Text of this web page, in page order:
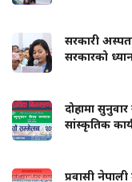
सरकारी
सरकारको
दोहामा
सांस्कृतिक
प्रवासी